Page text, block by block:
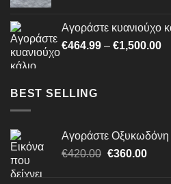
Αγοράστε κυανιούχο
€464.99 – €1,500.00
BEST SELLING
Αγοράστε Οξυκωδόνη
€420.00 Original
€360.00Η